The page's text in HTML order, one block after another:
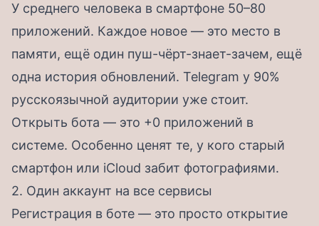
У среднего человека в смартфоне 50–80
приложений. Каждое новое — это место в
памяти, ещё один пуш-чёрт-знает-зачем, ещё
одна история обновлений. Telegram у 90%
русскоязычной аудитории уже стоит.
Открыть бота — это +0 приложений в
системе. Особенно ценят те, у кого старый
смартфон или iCloud забит фотографиями.
2. Один аккаунт на все сервисы
Регистрация в боте — это просто открытие